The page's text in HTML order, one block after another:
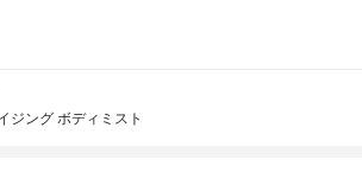
ジング ボディミスト